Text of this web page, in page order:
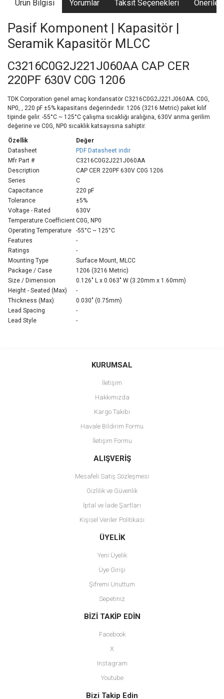
Ürün Bilgisi Yorumlar Taksit Seçenekleri
Pasif Komponent | Kapasitör |
Seramik Kapasitör MLCC
C3216C0G2J221J060AA CAP CER
220PF 630V C0G 1206
TDK Corporation genel amaç kondansatör C3216C0G2J221J060AA. C0G,
NP0, , 220 pF ±5% kapasitans değerindedir. 1206 (3216 Metric) paket kılıf
tipinde gelir. -55°C ~ 125°C çalışma sıcaklığı aralığına, 630V anma gerilim
değerine ve C0G, NP0 sıcaklık katsayısına sahiptir.
Özellik
Değer
Datasheet
PDF Datasheet indir
Mfr Part #
C3216C0G2J221J060AA
Description
CAP CER 220PF 630V C0G 1206
Series
C
Capacitance
220 pF
Tolerance
±5%
Voltage - Rated
630V
Temperature CoefficientC0G, NP0
Operating Temperature
-55°C ~ 125°C
Features
-
Ratings
-
Mounting Type
Surface Mount, MLCC
Package / Case
1206 (3216 Metric)
Size / Dimension
0.126" L x 0.063" W (3.20mm x 1.60mm)
Height - Seated (Max)
-
Thickness (Max)
0.030" (0.75mm)
Lead Spacing
-
Lead Style
-
Bu ürüne ilk yorumu siz yapın!
Ürün resmi kalitesiz, bozuk veya görüntülenemiyor.
Ürün açıklamasında eksik bilgiler bulunuyor.
Ürün bilgilerinde hatalar bulunuyor.
Ürün fiyatı diğer sitelerden daha pahalı.
Bu ürüne benzer farklı alternatifler olmalı.
Gönder
KURUMSAL
İletişim
Hakkımızda
Kargo Takibi
Havale Bildirim Formu
İletişim Formu
ALIŞVERİŞ
Mesafeli Satış Sözleşmesi
Gizlilik ve Güvenlik
İptal ve İade Şartları
Kişisel Veriler Politikası
ÜYELİK
Yeni Üyelik
Üye Girişi
Şifremi Unuttum
Sepetiniz
BİZİ TAKİP EDİN
Facebook
X
Instagram
Youtube
Bizi Takip Edin